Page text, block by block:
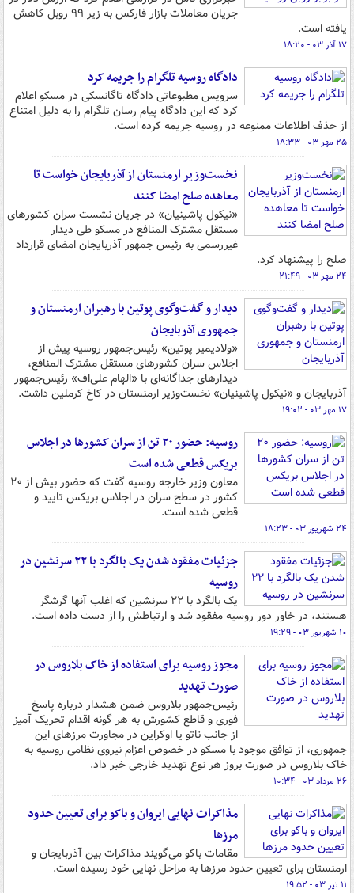
جریان معاملات بازار فارکس به زیر ۹۹ روبل کاهش
یافته است.
۱۷ آذر ۰۳ - ۱۸:۲۰
دادگاه روسیه تلگرام را جریمه کرد
سرویس مطبوعاتی دادگاه تاگانسکی در مسکو اعلام
کرد که این دادگاه پیام رسان تلگرام را به دلیل امتناع
از حذف اطلاعات ممنوعه در روسیه جریمه کرده است.
۲۵ مهر ۰۳ - ۱۸:۳۳
نخست‌وزیر ارمنستان از آذربایجان خواست تا
معاهده صلح امضا کنند
«نیکول پاشینیان» در جریان نشست سران کشورهای
مستقل مشترک المنافع در مسکو طی دیدار
غیررسمی به رئیس جمهور آذربایجان امضای قرارداد
صلح را پیشنهاد کرد.
۲۴ مهر ۰۳ - ۲۱:۴۹
دیدار و گفت‌وگوی پوتین با رهبران ارمنستان و
جمهوری آذربایجان
«ولادیمیر پوتین» رئیس‌جمهور روسیه پیش از
اجلاس سران کشورهای مستقل مشترک‌ المنافع،
دیدارهای جداگانه‌ای با «الهام علی‌اف» رئیس‌جمهور
آذربایجان و «نیکول پاشینیان» نخست‌وزیر ارمنستان در کاخ کرملین داشت.
۱۷ مهر ۰۳ - ۱۹:۰۲
روسیه: حضور ۲۰ تن از سران کشورها در اجلاس
بریکس قطعی شده است
معاون وزیر خارجه روسیه گفت که حضور بیش از ۲۰
کشور در سطح سران در اجلاس بریکس تایید و
قطعی شده است.
۲۴ شهریور ۰۳ - ۱۸:۲۳
جزئیات مفقود شدن یک بالگرد با ۲۲ سرنشین در
روسیه
یک بالگرد با ۲۲ سرنشین که اغلب آنها گرشگر
هستند، در خاور دور روسیه مفقود شد و ارتباطش را از دست داده است.
۱۰ شهریور ۰۳ - ۱۹:۲۹
مجوز روسیه برای استفاده از خاک بلاروس در
صورت تهدید
رئیس‌جمهور بلاروس ضمن هشدار درباره پاسخ
فوری و قاطع کشورش به هر گونه اقدام تحریک آمیز
از جانب ناتو یا اوکراین در مجاورت مرزهای این
جمهوری، از توافق موجود با مسکو در خصوص اعزام نیروی نظامی روسیه به
خاک بلاروس در صورت بروز هر نوع تهدید خارجی خبر داد.
۲۶ مرداد ۰۳ - ۱۰:۳۴
مذاکرات نهایی ایروان و باکو برای تعیین حدود
مرزها
مقامات باکو می‌گویند مذاکرات بین آذربایجان و
ارمنستان برای تعیین حدود مرزها به مراحل نهایی خود رسیده است.
۱۱ تیر ۰۳ - ۱۹:۵۲